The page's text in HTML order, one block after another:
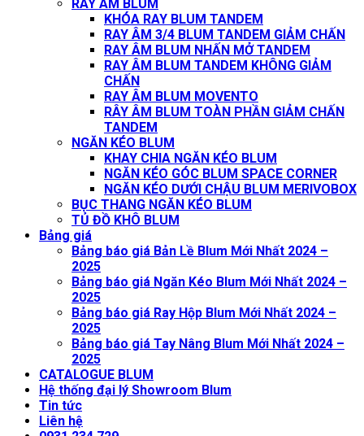
RAY ÂM BLUM
KHÓA RAY BLUM TANDEM
RAY ÂM 3/4 BLUM TANDEM GIẢM CHẤN
RAY ÂM BLUM NHẤN MỞ TANDEM
RAY ÂM BLUM TANDEM KHÔNG GIẢM
CHẤN
RAY ÂM BLUM MOVENTO
RÂY ÂM BLUM TOÀN PHẦN GIẢM CHẤN
TANDEM
NGĂN KÉO BLUM
KHAY CHIA NGĂN KÉO BLUM
NGĂN KÉO GÓC BLUM SPACE CORNER
NGĂN KÉO DƯỚI CHẬU BLUM MERIVOBOX
BỤC THANG NGĂN KÉO BLUM
TỦ ĐỒ KHÔ BLUM
Bảng giá
Bảng báo giá Bản Lề Blum Mới Nhất 2024 –
2025
Bảng báo giá Ngăn Kéo Blum Mới Nhất 2024 –
2025
Bảng báo giá Ray Hộp Blum Mới Nhất 2024 –
2025
Bảng báo giá Tay Nâng Blum Mới Nhất 2024 –
2025
CATALOGUE BLUM
Hệ thống đại lý Showroom Blum
Tin tức
Liên hệ